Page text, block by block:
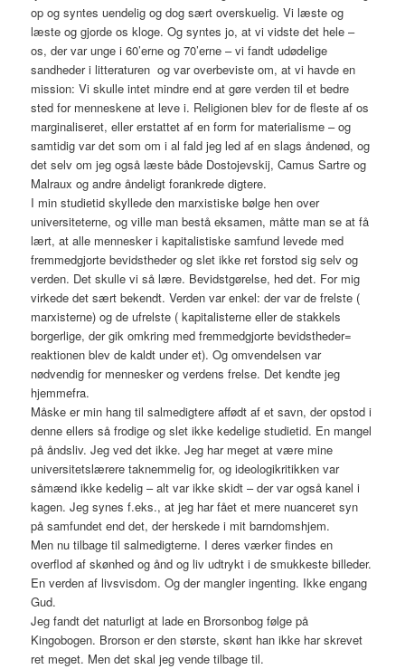
op og syntes uendelig og dog sært overskuelig. Vi læste og
læste og gjorde os kloge. Og syntes jo, at vi vidste det hele –
os, der var unge i 60’erne og 70’erne – vi fandt udødelige
sandheder i litteraturen og var overbeviste om, at vi havde en
mission: Vi skulle intet mindre end at gøre verden til et bedre
sted for menneskene at leve i. Religionen blev for de fleste af os
marginaliseret, eller erstattet af en form for materialisme – og
samtidig var det som om i al fald jeg led af en slags åndenød, og
det selv om jeg også læste både Dostojevskij, Camus Sartre og
Malraux og andre åndeligt forankrede digtere.
I min studietid skyllede den marxistiske bølge hen over
universiteterne, og ville man bestå eksamen, måtte man se at få
lært, at alle mennesker i kapitalistiske samfund levede med
fremmedgjorte bevidstheder og slet ikke ret forstod sig selv og
verden. Det skulle vi så lære. Bevidstgørelse, hed det. For mig
virkede det sært bekendt. Verden var enkel: der var de frelste (
marxisterne) og de ufrelste ( kapitalisterne eller de stakkels
borgerlige, der gik omkring med fremmedgjorte bevidstheder=
reaktionen blev de kaldt under et). Og omvendelsen var
nødvendig for mennesker og verdens frelse. Det kendte jeg
hjemmefra.
Måske er min hang til salmedigtere affødt af et savn, der opstod i
denne ellers så frodige og slet ikke kedelige studietid. En mangel
på åndsliv. Jeg ved det ikke. Jeg har meget at være mine
universitetslærere taknemmelig for, og ideologikritikken var
såmænd ikke kedelig – alt var ikke skidt – der var også kanel i
kagen. Jeg synes f.eks., at jeg har fået et mere nuanceret syn
på samfundet end det, der herskede i mit barndomshjem.
Men nu tilbage til salmedigterne. I deres værker findes en
overflod af skønhed og ånd og liv udtrykt i de smukkeste billeder.
En verden af livsvisdom. Og der mangler ingenting. Ikke engang
Gud.
Jeg fandt det naturligt at lade en Brorsonbog følge på
Kingobogen. Brorson er den største, skønt han ikke har skrevet
ret meget. Men det skal jeg vende tilbage til.